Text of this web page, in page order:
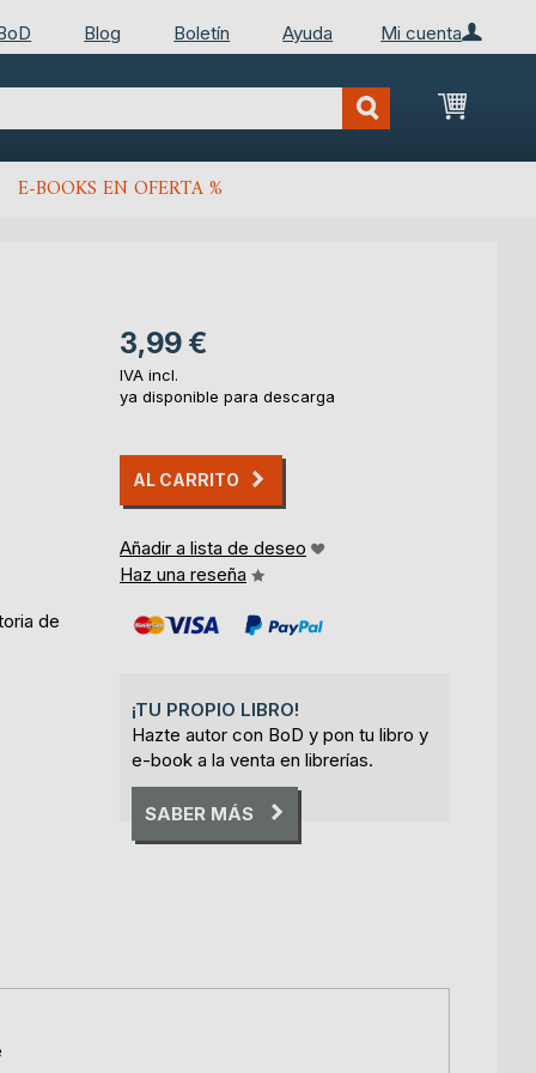
Mi cuenta
Blog Boletín Ayuda
Mi
E-BOOKS EN OFERTA %
de
3,99 €
IVA incl.
ya disponible para descarga
AL CARRITO
Añadir a lista de deseo
Haz una reseña
¡TU PROPIO LIBRO!
Hazte autor con BoD y pon tu libro y
e-book a la venta en librerías.
SABER MÁS